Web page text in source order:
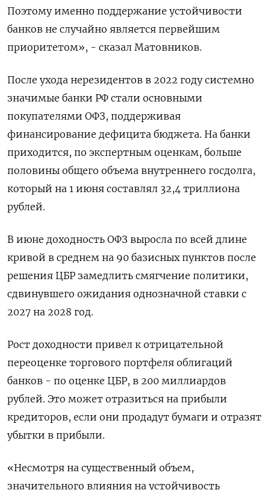
Поэтому именно поддержание устойчивости
банков не случайно является первейшим
приоритетом», - сказал Матовников.
После ухода нерезидентов в 2022 году системно
значимые банки РФ стали основными
покупателями ОФЗ, поддерживая
финансирование дефицита бюджета. На банки
приходится, по экспертным оценкам, больше
половины общего объема внутреннего госдолга,
который на 1 июня ​составлял 32,4 триллиона
рублей.
В июне доходность ОФЗ выросла по всей длине
кривой в среднем на 90 базисных пунктов после
решения ​ЦБР замедлить смягчение политики,
сдвинувшего ожидания однозначной ставки с
2027 на 2028 год.
Рост доходности привел к отрицательной
переоценке торгового портфеля облигаций
банков - по оценке ЦБР, в 200 миллиардов
рублей. Это может ​отразиться ⁠на прибыли
кредиторов, если они продадут бумаги и отразят
убытки в прибыли.
«Несмотря на существенный объем,
значительного влияния на устойчивость